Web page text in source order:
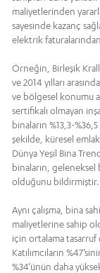
maliyetlerinden
sayesinde kazanç
elektrik
Örneğin, Birleşik
ve 2014 yılları
ve bölgesel konumu
sertifikalı olmayan
binaların %13,3-
şekilde, küresel emlak
Dünya Yeşil Bina
binaların, geleneksel
olduğunu bildirmiştir.
Aynı çalışma, bina
maliyetlerine sahip
için ortalama tasarruf
Katılımcıların
%34’ünün daha